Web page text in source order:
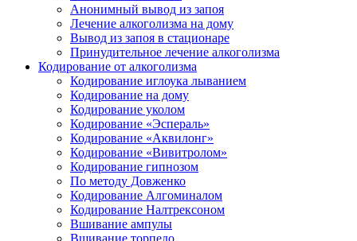
Анонимный вывод из запоя
Лечение алкоголизма на дому
Вывод из запоя в стационаре
Принудительное лечение алкоголизма
Кодирование от алкоголизма
Кодирование иглоука лыванием
Кодирование на дому
Кодирование уколом
Кодирование «Эспераль»
Кодирование «Аквилонг»
Кодирование «Вивитролом»
Кодирование гипнозом
По методу Довженко
Кодирование Алгоминалом
Кодирование Налтрексоном
Вшивание ампулы
Вшивание торпедо